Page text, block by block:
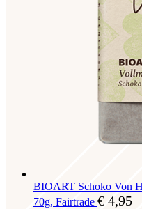
BIOART Schoko Von
70g, Fairtrade € 4,95